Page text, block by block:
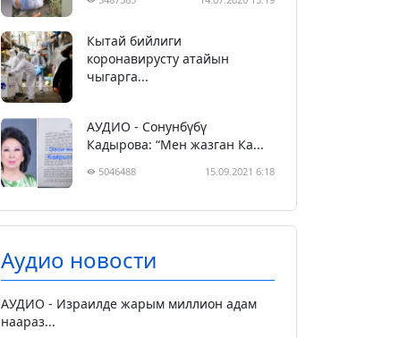
Кытай бийлиги
коронавирусту атайын
чыгарга...
АУДИО - Сонунбүбү
Кадырова: “Мен жазган Ка...
5046488 15.09.2021 6:18
Аудио новости
АУДИО - Израилде жарым миллион адам
наараз...